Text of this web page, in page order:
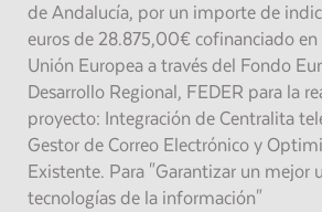
de Andalucía, por un importe de
euros de 28.875,00€ cofinanciado
Unión Europea a través del Fondo
Desarrollo Regional, FEDER para la
proyecto: Integración de Centralita
Gestor de Correo Electrónico y
Existente. Para "Garantizar un mejor
tecnologías de la información"